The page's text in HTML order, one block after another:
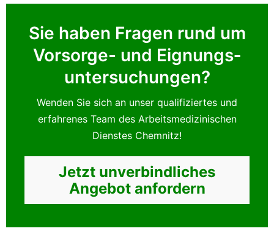
Sie haben Fragen rund um
Vorsorge- und Eignungs­
untersuchungen?
Wenden Sie sich an unser qualifiziertes und
erfahrenes Team des Arbeitsmedizinischen
Dienstes Chemnitz!
Jetzt unverbindliches
Angebot anfordern